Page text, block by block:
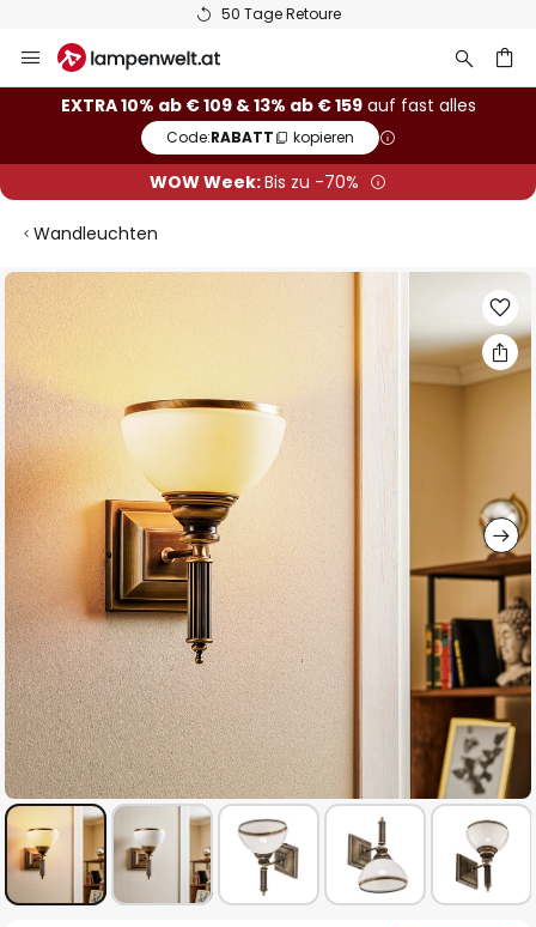
50 Tage Retoure
Inhalt
springen
EXTRA 10% ab € 109 & 13% ab € 159auf fast alles
Code:RABATT kopieren
WOW Week:Bis zu -70%
Wandleuchten
Zum
Ende
der
Bildgalerie
springen